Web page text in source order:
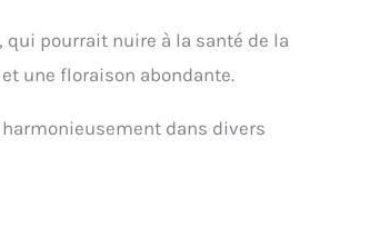
qui pourrait nuire à la santé de la
une floraison abondante.
dans divers